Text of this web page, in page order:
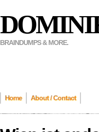
BRAINDUMPS & MORE.
Home About / Contact